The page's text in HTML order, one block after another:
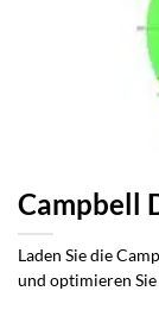
Campbell
Laden Sie die
und optimieren